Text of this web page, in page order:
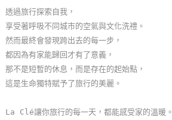
地
圖
顧
客
服
務
透過旅行探索自我，
享受著呼吸不同城市的空氣與文化洗禮。
然而最終會發現跨出去的每一步，
都因為有家能歸回才有了意義，
那不是短暫的休息，而是存在的起始點，
這是生命獨特賦予了旅行的美麗。
La Clé讓你旅行的每一天，都能感受家的溫暖。